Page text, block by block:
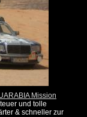
Mission
und tolle
& schneller zur